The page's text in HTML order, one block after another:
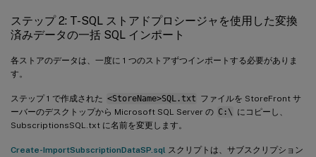
ステップ 2: T-SQL ストアドプロシージャを使用した変換
済みデータの一括 SQL インポート
各ストアのデータは、一度に 1 つのストアずつインポートする必要がありま
す。
ステップ 1 で作成された <StoreName>SQL.txt ファイルを StoreFront サ
ーバーのデスクトップから Microsoft SQL Server の C:\
にコピーし、
SubscriptionsSQL.txt に名前を変更します。
Create-ImportSubscriptionDataSP.sql スクリプトは、サブスクリプション